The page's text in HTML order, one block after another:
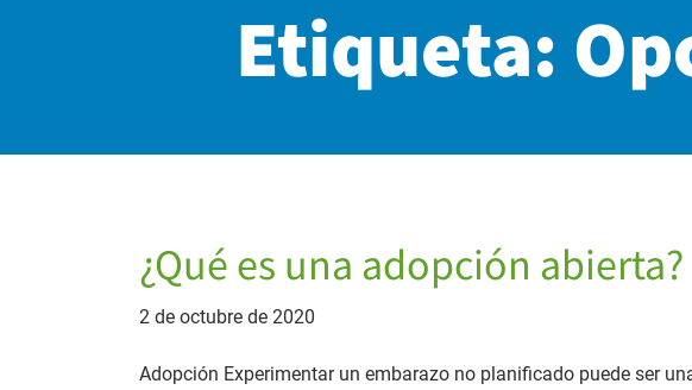
Etiqueta:
¿Qué es una adopción abierta?
2 de octubre de 2020
Adopción Experimentar un embarazo no planificado puede ser